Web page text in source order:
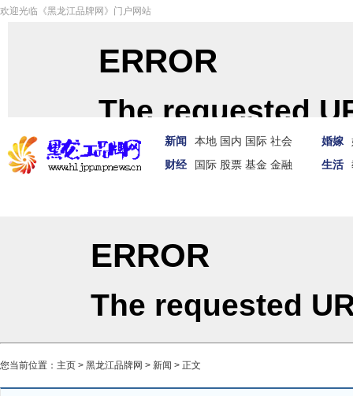
欢迎光临《黑龙江品牌网》门户网站
新闻 本地 国内 国际 社会
财经
国际 股票 基金 金融
婚嫁
生活
您当前位置： 主页 > 黑龙江品牌网 > 新闻 > 正文